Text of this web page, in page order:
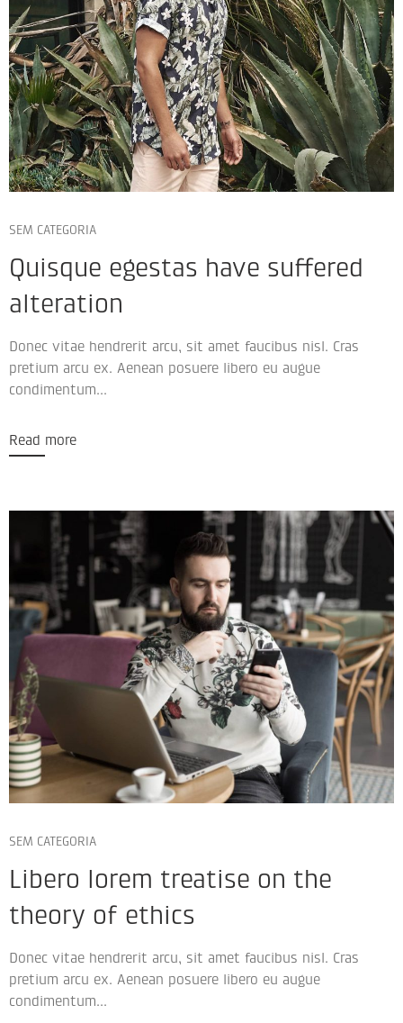
SEM CATEGORIA
Quisque egestas have suffered
alteration
Donec vitae hendrerit arcu, sit amet faucibus nisl. Cras
pretium arcu ex. Aenean posuere libero eu augue
condimentum...
Read more
SEM CATEGORIA
Libero lorem treatise on the
theory of ethics
Donec vitae hendrerit arcu, sit amet faucibus nisl. Cras
pretium arcu ex. Aenean posuere libero eu augue
condimentum...